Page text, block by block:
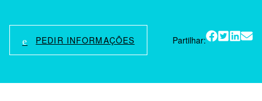
PEDIR INFORMAÇÕES Partilhar: